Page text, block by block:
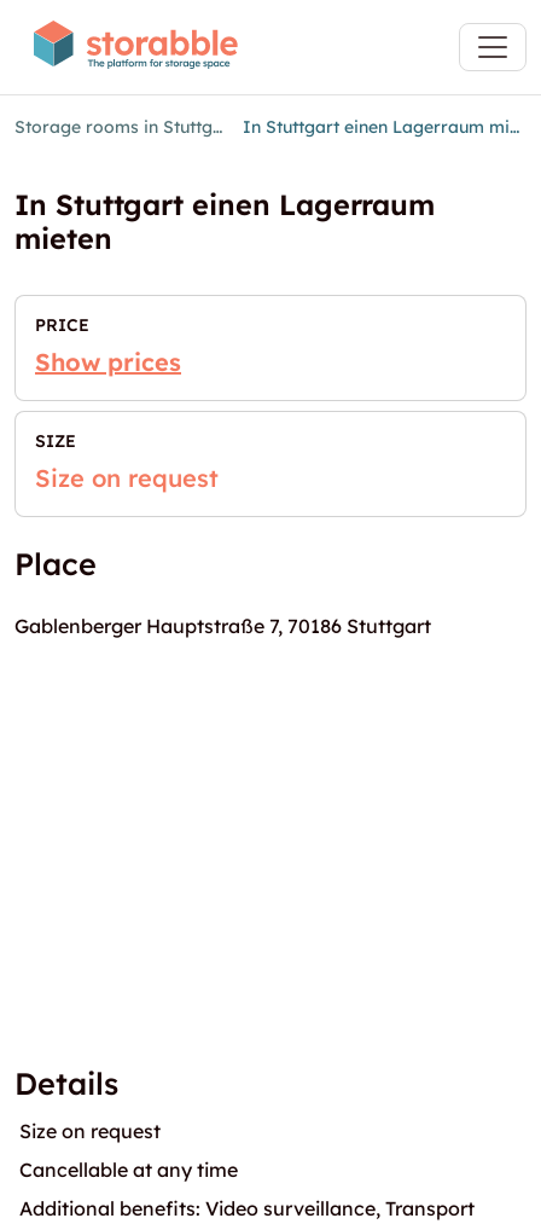
Storage rooms in Stuttgart In Stuttgart einen Lagerraum mieten
In Stuttgart einen Lagerraum
mieten
PRICE
Show prices
SIZE
Size on request
Place
Gablenberger Hauptstraße 7, 70186 Stuttgart
Details
Size on request
Cancellable at any time
Additional benefits: Video surveillance, Transport